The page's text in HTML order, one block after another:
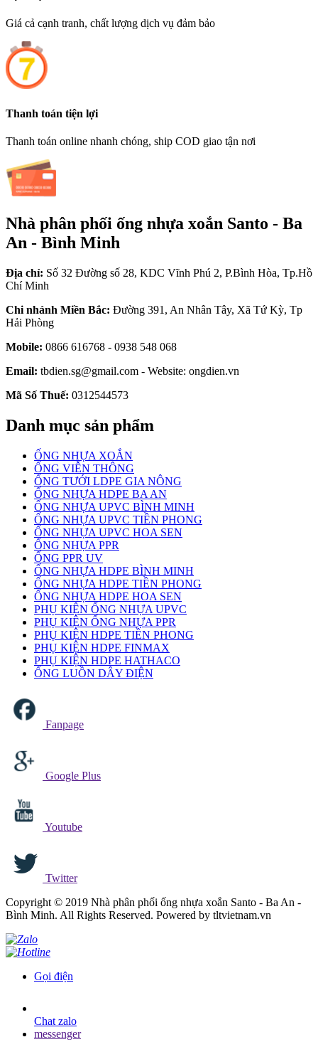
Giá cả cạnh tranh, chất lượng dịch vụ đảm bảo
Thanh toán tiện lợi
Thanh toán online nhanh chóng, ship COD giao tận nơi
Nhà phân phối ống nhựa xoắn Santo - Ba
An - Bình Minh
Địa chỉ: Số 32 Đường số 28, KDC Vĩnh Phú 2, P.Bình Hòa, Tp.Hồ
Chí Minh
Chi nhánh Miền Bắc: Đường 391, An Nhân Tây, Xã Tứ Kỳ, Tp
Hải Phòng
Mobile: 0866 616768 - 0938 548 068
Email: tbdien.sg@gmail.com - Website: ongdien.vn
Mã Số Thuế: 0312544573
Danh mục sản phẩm
ỐNG NHỰA XOẮN
ỐNG VIỄN THÔNG
ỐNG TƯỚI LDPE GIA NÔNG
ỐNG NHỰA HDPE BA AN
ỐNG NHỰA UPVC BÌNH MINH
ỐNG NHỰA UPVC TIỀN PHONG
ỐNG NHỰA UPVC HOA SEN
ỐNG NHỰA PPR
ỐNG PPR UV
ỐNG NHỰA HDPE BÌNH MINH
ỐNG NHỰA HDPE TIỀN PHONG
ỐNG NHỰA HDPE HOA SEN
PHỤ KIỆN ỐNG NHỰA UPVC
PHỤ KIỆN ỐNG NHỰA PPR
PHỤ KIỆN HDPE TIỀN PHONG
PHỤ KIỆN HDPE FINMAX
PHỤ KIỆN HDPE HATHACO
ỐNG LUỒN DÂY ĐIỆN
Fanpage
Google Plus
Youtube
Twitter
Copyright © 2019 Nhà phân phối ống nhựa xoắn Santo - Ba An -
Bình Minh. All Rights Reserved. Powered by tltvietnam.vn
Gọi điện
Chat zalo
messenger